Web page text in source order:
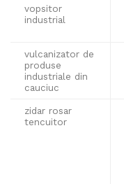
vopsitor
industrial
vulcanizator de
produse
industriale din
cauciuc
zidar rosar
tencuitor